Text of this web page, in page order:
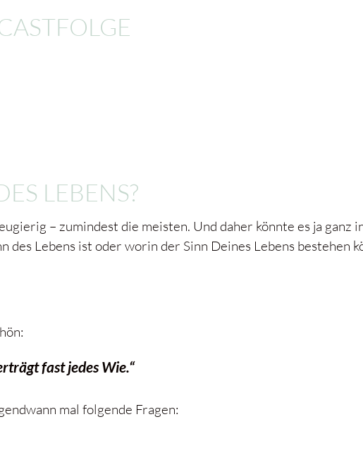
LEBENS?
– zumindest die meisten. Und daher könnte es ja ganz
des Lebens ist oder worin der Sinn Deines Lebens bestehen
fast jedes Wie.“
mal folgende Fragen: